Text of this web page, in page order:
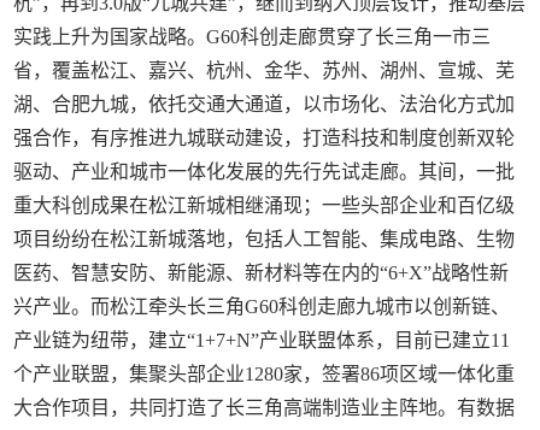
实践上升为国家战略。G60科创走廊贯穿了长三角一市三
省，覆盖松江、嘉兴、杭州、金华、苏州、湖州、宣城、芜
湖、合肥九城，依托交通大通道，以市场化、法治化方式加
强合作，有序推进九城联动建设，打造科技和制度创新双轮
驱动、产业和城市一体化发展的先行先试走廊。其间，一批
重大科创成果在松江新城相继涌现；一些头部企业和百亿级
项目纷纷在松江新城落地，包括人工智能、集成电路、生物
医药、智慧安防、新能源、新材料等在内的“6+X”战略性新
兴产业。而松江牵头长三角G60科创走廊九城市以创新链、
产业链为纽带，建立“1+7+N”产业联盟体系，目前已建立11
个产业联盟，集聚头部企业1280家，签署86项区域一体化重
大合作项目，共同打造了长三角高端制造业主阵地。有数据